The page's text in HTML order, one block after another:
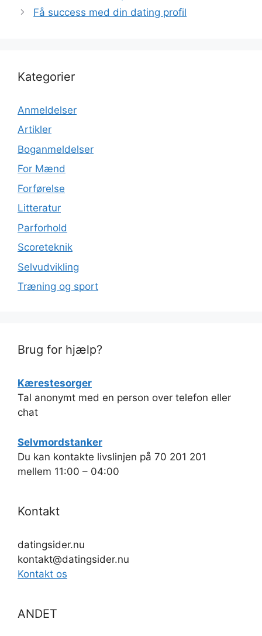
Få success med din dating profil
Kategorier
Anmeldelser
Artikler
Boganmeldelser
For Mænd
Forførelse
Litteratur
Parforhold
Scoreteknik
Selvudvikling
Træning og sport
Brug for hjælp?
Kærestesorger
Tal anonymt med en person over telefon eller
chat
Selvmordstanker
Du kan kontakte livslinjen på 70 201 201
mellem 11:00 – 04:00
Kontakt
datingsider.nu
kontakt@datingsider.nu
Kontakt os
ANDET